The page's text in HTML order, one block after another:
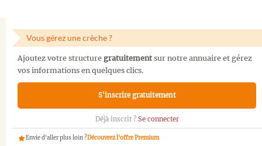
Vous gérez une crèche ?
Ajoutez votre structure gratuitementsur notre annuaire et gérez
vos informations en quelques clics.
S'inscrire gratuitement
Déjà inscrit ? Se connecter
Envie d'aller plus loin ?Découvrez l'offre Premium